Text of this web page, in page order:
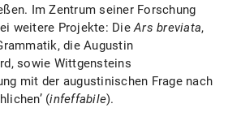
Im Zentrum seiner Forschung
weitere Projekte: DieArs breviata,
die Augustin
sowie Wittgensteins
mit der augustinischen Frage nach
(infeffabile).